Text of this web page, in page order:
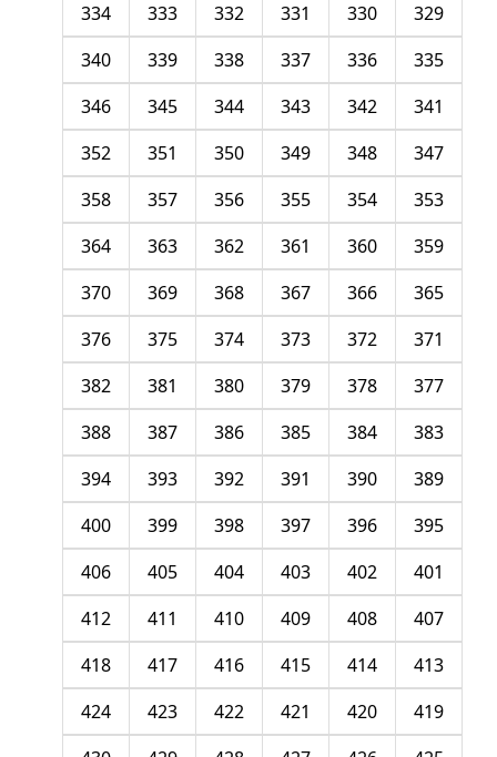
329
330
331
332
333
334
335
336
337
338
339
340
341
342
343
344
345
346
347
348
349
350
351
352
353
354
355
356
357
358
359
360
361
362
363
364
365
366
367
368
369
370
371
372
373
374
375
376
377
378
379
380
381
382
383
384
385
386
387
388
389
390
391
392
393
394
395
396
397
398
399
400
401
402
403
404
405
406
407
408
409
410
411
412
413
414
415
416
417
418
419
420
421
422
423
424